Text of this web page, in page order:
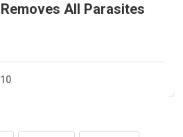
All Parasites